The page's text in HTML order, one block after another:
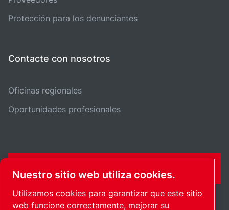
Protección para los denunciantes
Contacte con nosotros
Oficinas regionales
Oportunidades profesionales
FORMULARIO DE CONTACTO
Nuestro sitio web utiliza cookies.
Utilizamos cookies para garantizar que este sitio
web funcione correctamente, mejorar su